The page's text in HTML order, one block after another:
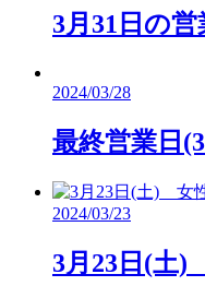
3月31日の
2024/03/28
最終営業日
2024/03/23
3月23日(土